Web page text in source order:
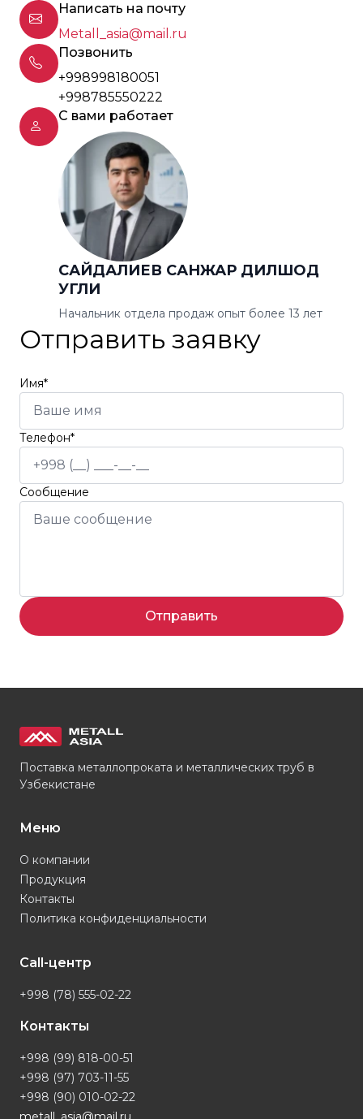
Написать на почту
Metall_asia@mail.ru
Позвонить
+998998180051
+998785550222
С вами работает
САЙДАЛИЕВ САНЖАР ДИЛШОД
УГЛИ
Начальник отдела продаж опыт более 13 лет
Отправить заявку
Имя*
Телефон*
Сообщение
Отправить
Поставка металлопроката и металлических труб в
Узбекистане
Меню
О компании
Продукция
Контакты
Политика конфиденциальности
Call-центр
+998 (78) 555-02-22
Контакты
+998 (99) 818-00-51
+998 (97) 703-11-55
+998 (90) 010-02-22